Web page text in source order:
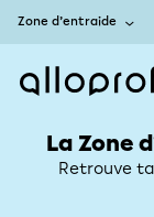
Zone d’entraide
La Zone
Retrouve